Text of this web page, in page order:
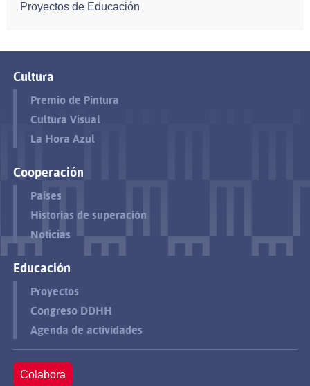
Proyectos de Educación
Cultura
Premio de Pintura
Cultura Visual
La Hora Azul
Cooperación
Países
Historias de superación
Noticias
Educación
Proyectos
Congreso DDHH
Agenda de actividades
Colabora